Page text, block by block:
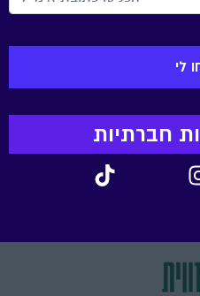
חברתיות